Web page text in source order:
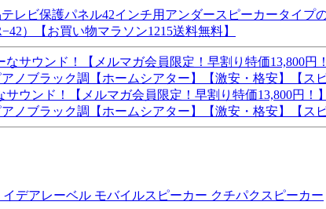
レビ保護パネル42インチ用アンダースピーカータイ
）【お買い物マラソン1215送料無料】
ウンド！【メルマガ会員限定！早割り特価13,800円
ノブラック調【ホームシアター】【激安・格安】【ス
デアレーベル モバイルスピーカー クチパクスピーカー